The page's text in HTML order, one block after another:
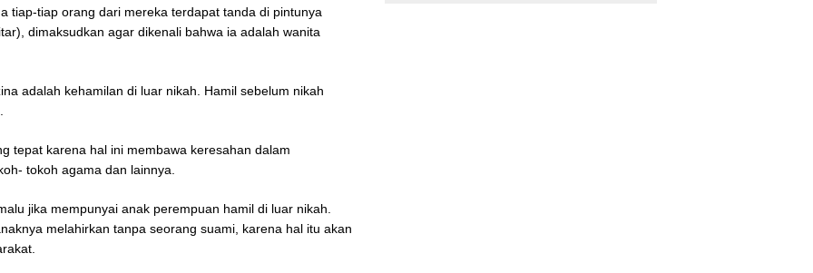
tiap-tiap orang dari mereka terdapat tanda di pintunya
dimaksudkan agar dikenali bahwa ia adalah wanita
adalah kehamilan di luar nikah. Hamil sebelum nikah
tepat karena hal ini membawa keresahan dalam
tokoh agama dan lainnya.
jika mempunyai anak perempuan hamil di luar nikah.
melahirkan tanpa seorang suami, karena hal itu akan